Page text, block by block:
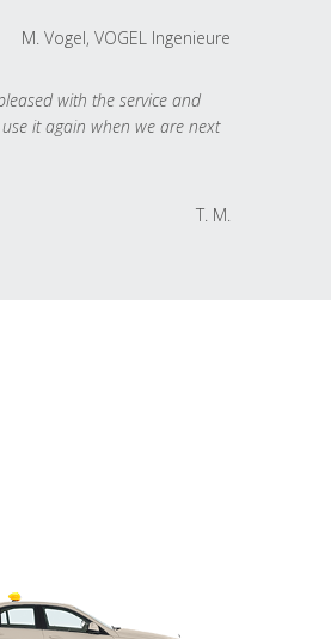
M. Vogel, VOGEL Ingenieure
with the service and
it again when we are next
T. M.